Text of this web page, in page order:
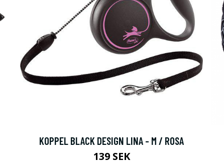
KOPPEL BLACK DESIGN LINA - M / ROSA
139 SEK